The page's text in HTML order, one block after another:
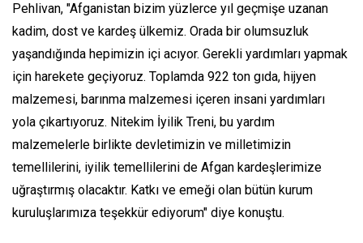
Pehlivan, "Afganistan bizim yüzlerce yıl geçmişe uzanan
kadim, dost ve kardeş ülkemiz. Orada bir olumsuzluk
yaşandığında hepimizin içi acıyor. Gerekli yardımları yapmak
için harekete geçiyoruz. Toplamda 922 ton gıda, hijyen
malzemesi, barınma malzemesi içeren insani yardımları
yola çıkartıyoruz. Nitekim İyilik Treni, bu yardım
malzemelerle birlikte devletimizin ve milletimizin
temellilerini, iyilik temellilerini de Afgan kardeşlerimize
uğraştırmış olacaktır. Katkı ve emeği olan bütün kurum
kuruluşlarımıza teşekkür ediyorum" diye konuştu.